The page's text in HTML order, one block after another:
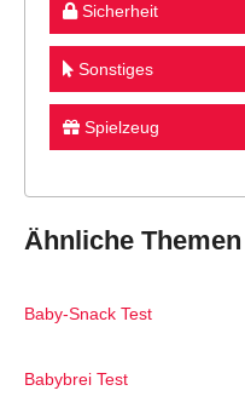
Sicherheit
Sonstiges
Spielzeug
Ähnliche Themen
Baby-Snack Test
Babybrei Test